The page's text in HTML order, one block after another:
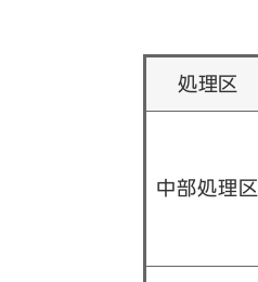
処理区
中部処理区